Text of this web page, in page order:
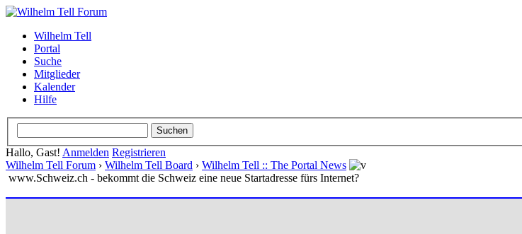
Wilhelm Tell
Portal
Suche
Mitglieder
Kalender
Hilfe
Hallo, Gast! Anmelden Registrieren
Wilhelm Tell Forum › Wilhelm Tell Board › Wilhelm Tell :: The Portal News
www.Schweiz.ch - bekommt die Schweiz eine neue Startadresse fürs Internet?